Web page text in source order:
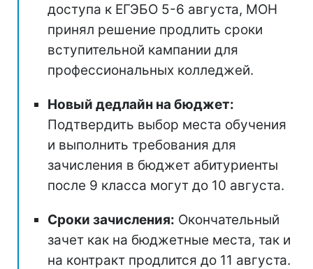
доступа к ЕГЭБО 5-6 августа, МОН
принял решение продлить сроки
вступительной кампании для
профессиональных колледжей.
Новый дедлайн на бюджет:
Подтвердить выбор места обучения
и выполнить требования для
зачисления в бюджет абитуриенты
после 9 класса могут до 10 августа.
Сроки зачисления: Окончательный
зачет как на бюджетные места, так и
на контракт продлится до 11 августа.